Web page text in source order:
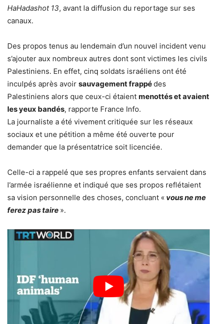
HaHadashot 13, avant la diffusion du reportage sur ses
canaux.
Des propos tenus au lendemain d’un nouvel incident venu
s’ajouter aux nombreux autres dont sont victimes les civils
Palestiniens. En effet, cinq soldats israéliens ont été
inculpés après avoir sauvagement frappédes
Palestiniens alors que ceux-ci étaient menottés et avaient
les yeux bandés, rapporte France Info.
La journaliste a été vivement critiquée sur les réseaux
sociaux et une pétition a même été ouverte pour
demander que la présentatrice soit licenciée.
Celle-ci a rappelé que ses propres enfants servaient dans
l’armée israélienne et indiqué que ses propos reflétaient
sa vision personnelle des choses, concluant « vous ne me
ferez pas taire ».